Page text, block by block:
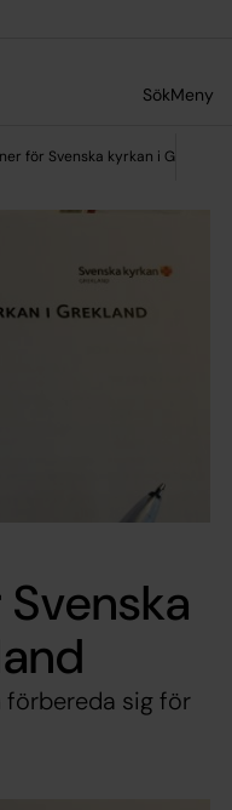
SökMeny
för Svenska kyrkan i Grekland
förbereda sig för